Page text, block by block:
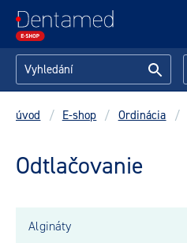
úvod / E-shop / Ordinácia /
Odtlačovanie
Algináty